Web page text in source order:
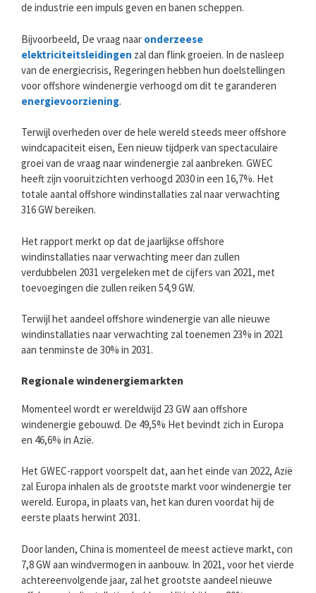
de industrie een impuls geven en banen scheppen.
Bijvoorbeeld, De vraag naar onderzeese
elektriciteitsleidingen zal dan flink groeien. In de nasleep
van de energiecrisis, Regeringen hebben hun doelstellingen
voor offshore windenergie verhoogd om dit te garanderen
energievoorziening.
Terwijl overheden over de hele wereld steeds meer offshore
windcapaciteit eisen, Een nieuw tijdperk van spectaculaire
groei van de vraag naar windenergie zal aanbreken. GWEC
heeft zijn vooruitzichten verhoogd 2030 in een 16,7%. Het
totale aantal offshore windinstallaties zal naar verwachting
316 GW bereiken.
Het rapport merkt op dat de jaarlijkse offshore
windinstallaties naar verwachting meer dan zullen
verdubbelen 2031 vergeleken met de cijfers van 2021, met
toevoegingen die zullen reiken 54,9 GW.
Terwijl het aandeel offshore windenergie van alle nieuwe
windinstallaties naar verwachting zal toenemen 23% in 2021
aan tenminste de 30% in 2031.
Regionale windenergiemarkten
Momenteel wordt er wereldwijd 23 GW aan offshore
windenergie gebouwd. De 49,5% Het bevindt zich in Europa
en 46,6% in Azië.
Het GWEC-rapport voorspelt dat, aan het einde van 2022, Azië
zal Europa inhalen als de grootste markt voor windenergie ter
wereld. Europa, in plaats van, het kan duren voordat hij de
eerste plaats herwint 2031.
Door landen, China is momenteel de meest actieve markt, con
7,8 GW aan windvermogen in aanbouw. In 2021, voor het vierde
achtereenvolgende jaar, zal het grootste aandeel nieuwe